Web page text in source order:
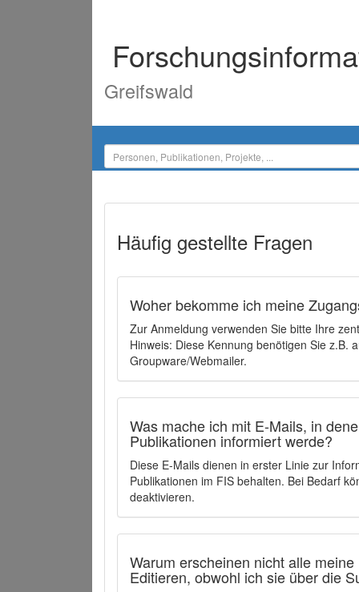
Greifswald
Häufig gestellte Fragen
Woher bekomme ich meine
Zur Anmeldung verwenden Sie bitte Ihre
Hinweis: Diese Kennung benötigen Sie z.B.
Groupware/Webmailer.
Was mache ich mit E-Mails, in
Publikationen informiert werde?
Diese E-Mails dienen in erster Linie zur
Publikationen im FIS behalten. Bei Bedarf
deaktivieren.
Warum erscheinen nicht alle
Editieren, obwohl ich sie über die